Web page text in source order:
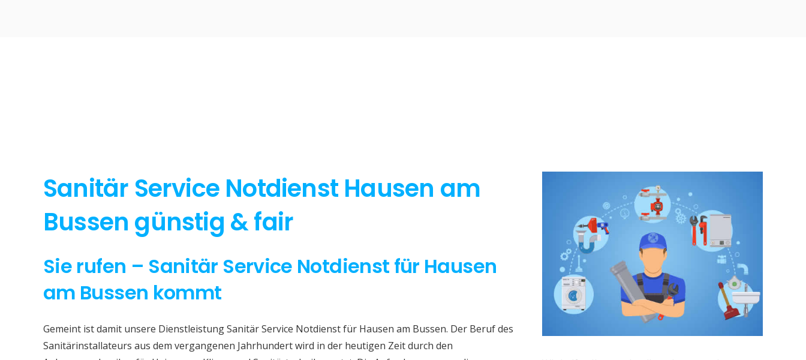
Sanitär Service Notdienst Hausen am
Bussen günstig & fair
Sie rufen – Sanitär Service Notdienst für Hausen
am Bussen kommt
Gemeint ist damit unsere Dienstleistung Sanitär Service Notdienst für Hausen am Bussen. Der Beruf des
Sanitärinstallateurs aus dem vergangenen Jahrhundert wird in der heutigen Zeit durch den